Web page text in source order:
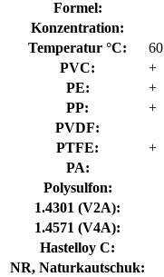
Formel:
Konzentration:
Temperatur °C:
60
PVC:
+
PE:
+
PP:
+
PVDF:
PTFE:
+
PA:
Polysulfon:
1.4301 (V2A):
1.4571 (V4A):
Hastelloy C:
NR, Naturkautschuk: